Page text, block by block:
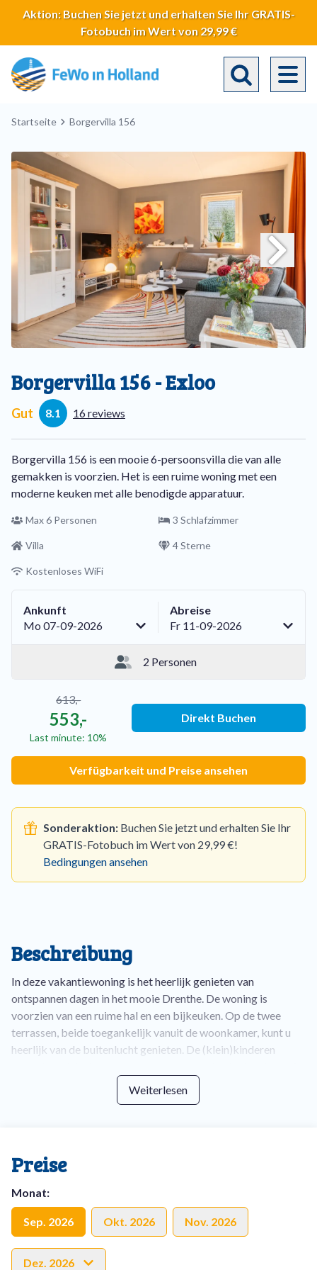
Direkt
Inhalt
Aktion: Buchen Sie jetzt und erhalten Sie Ihr GRATIS-
Fotobuch im Wert von 29,99 €
Toggle search
Breadcrumb
Startseite Borgervilla 156
Borgervilla 156 - Exloo
Gut 8.1 16 reviews
Borgervilla 156 is een mooie 6-persoonsvilla die van alle
gemakken is voorzien. Het is een ruime woning met een
moderne keuken met alle benodigde apparatuur.
Max 6 Personen 3 Schlafzimmer
Villa 4 Sterne
Kostenloses WiFi
Ankunft
Mo 07-09-2026
Abreise
Fr 11-09-2026
2 Personen
613,-
553,-
Last minute: 10%
Direkt Buchen
Verfügbarkeit und Preise ansehen
Sonderaktion: Buchen Sie jetzt und erhalten Sie Ihr
GRATIS-Fotobuch im Wert von 29,99 €!
Bedingungen ansehen
Beschreibung
In deze vakantiewoning is het heerlijk genieten van
ontspannen dagen in het mooie Drenthe. De woning is
voorzien van een ruime hal en een bijkeuken. Op de twee
terrassen, beide toegankelijk vanuit de woonkamer, kunt u
heerlijk van de buitenlucht genieten. De (klein)kinderen
Borgervilla 156 heeft een ruime woonkamer, met Smart-
Naast een waterkoker is er zowel een
Op de eerste verdieping bevinden zich de drie slaapkamers.
Eén slaapkamer heeft een 2-persoonsbed en de andere
slaapkamers zijn voorzien van 2 eenpersoonsboxsprings. De
Weiterlesen
Preise
Monat:
Sep. 2026 Okt. 2026 Nov. 2026
Dez. 2026